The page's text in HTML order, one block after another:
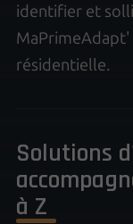
identifier et
résidentielle.
Solutions
à Z